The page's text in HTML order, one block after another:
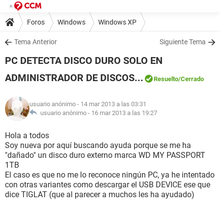
Foros Windows Windows XP
Tema Anterior Siguiente Tema
PC DETECTA DISCO DURO SOLO EN
ADMINISTRADOR DE DISCOS...
Resuelto/Cerrado
usuario anónimo - 14 mar 2013 a las 03:31
usuario anónimo - 16 mar 2013 a las 19:27
Hola a todos
Soy nueva por aquí buscando ayuda porque se me ha
"dañado" un disco duro externo marca WD MY PASSPORT
1TB
El caso es que no me lo reconoce ningún PC, ya he intentado
con otras variantes como descargar el USB DEVICE ese que
dice TIGLAT (que al parecer a muchos les ha ayudado)